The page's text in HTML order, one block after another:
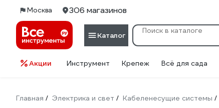
Москва 306 магазинов
Каталог
Акции Инструмент Крепеж Всё для сада
Главная / Электрика и свет / Кабеленесущие системы /